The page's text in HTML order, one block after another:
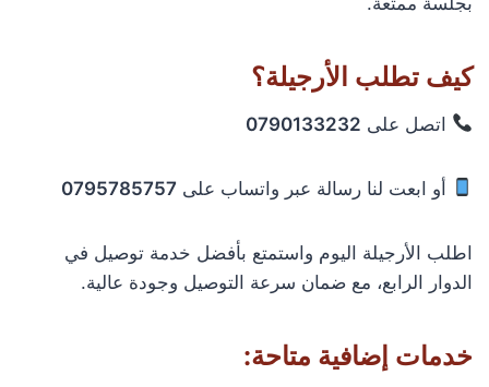
كيف تطلب الأرجيلة؟
اتصل على 0790133232
أو ابعت لنا رسالة عبر واتساب على0795785757
اطلب الأرجيلة اليوم واستمتع بأفضل خدمة توصيل في
الدوار الرابع، مع ضمان سرعة التوصيل وجودة عالية.
خدمات إضافية متاحة: